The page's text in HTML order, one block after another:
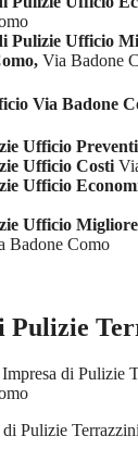
Pulizie Ufficio
Via Badone
Via Badone
Ufficio
Ufficio Costi
Ufficio
Ufficio
Badone Como
Pulizie
Pulizie